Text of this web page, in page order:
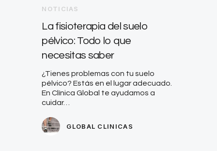
NOTICIAS
La fisioterapia del suelo
pélvico: Todo lo que
necesitas saber
¿Tienes problemas con tu suelo
pélvico? Estás en el lugar adecuado.
En Clínica Global te ayudamos a
cuidar…
GLOBAL CLINICAS